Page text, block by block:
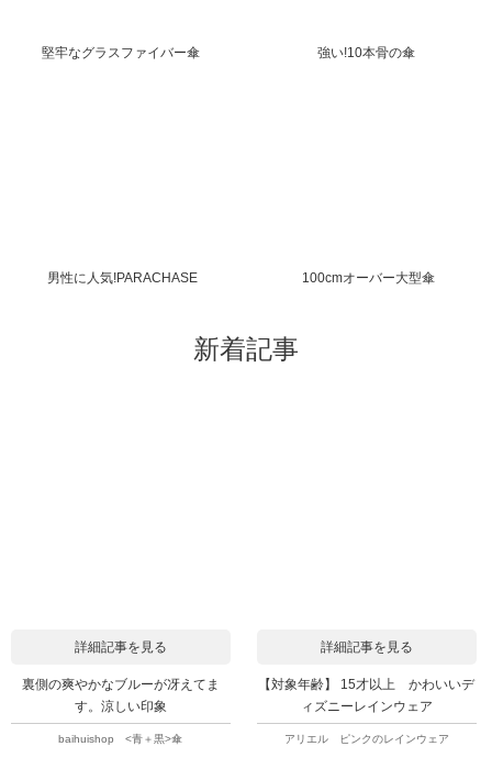
堅牢なグラスファイバー傘 強い!10本骨の傘
男性に人気!PARACHASE 100cmオーバー大型傘
新着記事
詳細記事を見る
裏側の爽やかなブルーが冴えてま
す。涼しい印象
baihuishop <青＋黒>傘
詳細記事を見る
【対象年齢】 15才以上 かわいいデ
ィズニーレインウェア
アリエル ピンクのレインウェア